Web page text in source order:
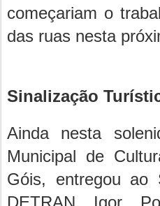
começariam o
das ruas nesta
Sinalização
Ainda nesta
Municipal de
Góis, entregou ao
DETRAN Igor